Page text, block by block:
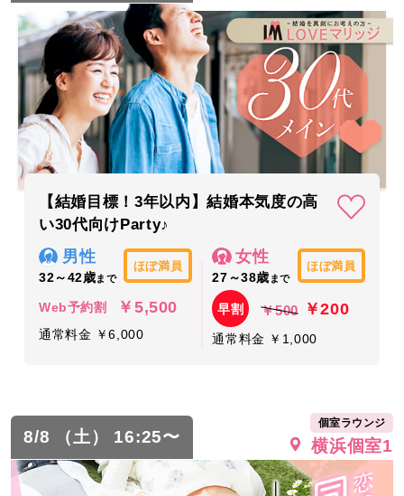
【結婚目標！3年以内】結婚本気度の高
い30代向けParty♪
男性
32～42歳まで
ほぼ満員
Web予約割 ￥5,500
通常料金 ￥6,000
女性
27～38歳 まで
ほぼ満員
早割 ￥500 ￥200
通常料金 ￥1,000
8/8 （土） 16:25〜
個室ラウンジ
横浜個室1